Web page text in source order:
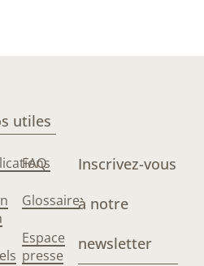
utiles
FAQ
Glossaire
Espace
presse
Inscrivez-vous
à notre
newsletter